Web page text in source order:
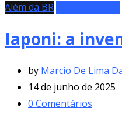
Além da BR
Iaponi: a
by Marcio De Lima
14 de junho de 2025
0 Comentários